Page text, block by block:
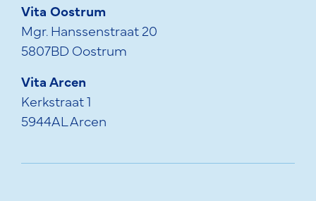
Vita Oostrum
Mgr. Hanssenstraat 20
5807BD Oostrum
Vita Arcen
Kerkstraat 1
5944AL Arcen